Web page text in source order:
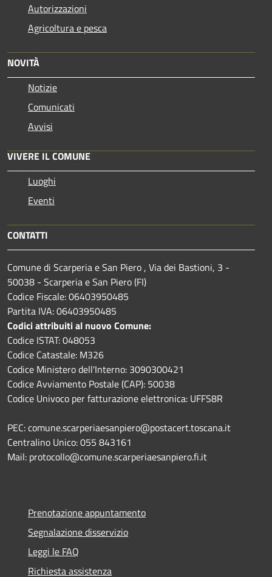
Autorizzazioni
Agricoltura e pesca
NOVITÀ
Notizie
Comunicati
Avvisi
VIVERE IL COMUNE
Luoghi
Eventi
CONTATTI
Comune di Scarperia e San Piero , Via dei Bastioni, 3 -
50038 - Scarperia e San Piero (FI)
Codice Fiscale: 06403950485
Partita IVA: 06403950485
Codici attribuiti al nuovo Comune:
Codice ISTAT: 048053
Codice Catastale: M326
Codice Ministero dell'Interno: 3090300421
Codice Avviamento Postale (CAP): 50038
Codice Univoco per fatturazione elettronica: UFFS8R
PEC: comune.scarperiaesanpiero@postacert.toscana.it
Centralino Unico: 055 843161
Mail: protocollo@comune.scarperiaesanpiero.fi.it
Prenotazione appuntamento
Segnalazione disservizio
Leggi le FAQ
Richiesta assistenza